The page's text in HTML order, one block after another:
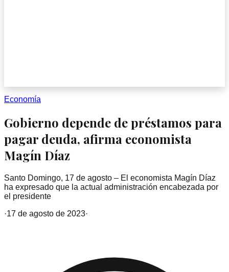
Economía
Gobierno depende de préstamos para
pagar deuda, afirma economista
Magín Díaz
Santo Domingo, 17 de agosto – El economista Magín Díaz
ha expresado que la actual administración encabezada por
el presidente
·17 de agosto de 2023·